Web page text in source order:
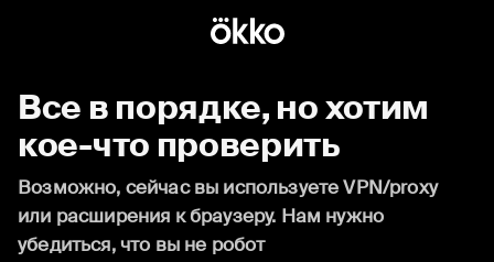
Все в порядке, но хотим
кое-что проверить
Возможно, сейчас вы используете VPN/proxy
или расширения к браузеру. Нам нужно
убедиться, что вы не робот